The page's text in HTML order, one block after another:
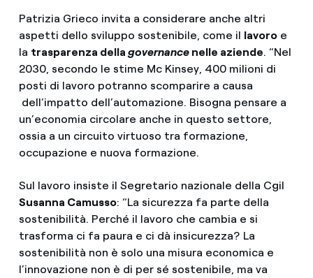
Patrizia Grieco invita a considerare anche altri
aspetti dello sviluppo sostenibile, come il lavoroe
la trasparenza della governance nelle aziende. “Nel
2030, secondo le stime Mc Kinsey, 400 milioni di
posti di lavoro potranno scomparire a causa
dell’impatto dell’automazione. Bisogna pensare a
un’economia circolare anche in questo settore,
ossia a un circuito virtuoso tra formazione,
occupazione e nuova formazione.
Sul lavoro insiste il Segretario nazionale della Cgil
Susanna Camusso: “La sicurezza fa parte della
sostenibilità. Perché il lavoro che cambia e si
trasforma ci fa paura e ci dà insicurezza? La
sostenibilità non è solo una misura economica e
l’innovazione non è di per sé sostenibile, ma va